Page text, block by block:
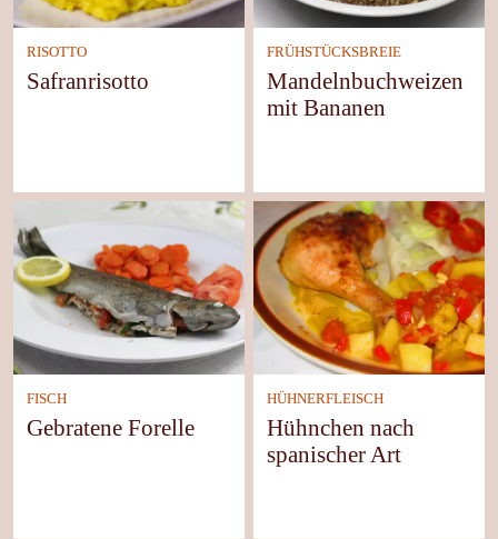
RISOTTO
Safranrisotto
FRÜHSTÜCKSBREIE
Mandelnbuchweizen
mit Bananen
FISCH
Gebratene Forelle
HÜHNERFLEISCH
Hühnchen nach
spanischer Art